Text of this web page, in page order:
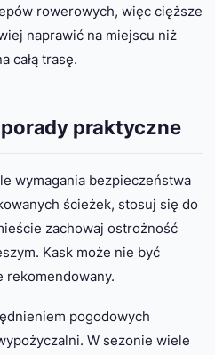
rowerowych, więc cięższe
naprawić na miejscu niż
całą trasę.
praktyczne
wymagania bezpieczeństwa
ścieżek, stosuj się do
zachowaj ostrożność
Kask może nie być
rekomendowany.
pogodowych
W sezonie wiele